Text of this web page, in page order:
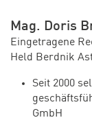
Mag. Doris
Eingetragene
Held Berdnik
Seit 2000
GmbH